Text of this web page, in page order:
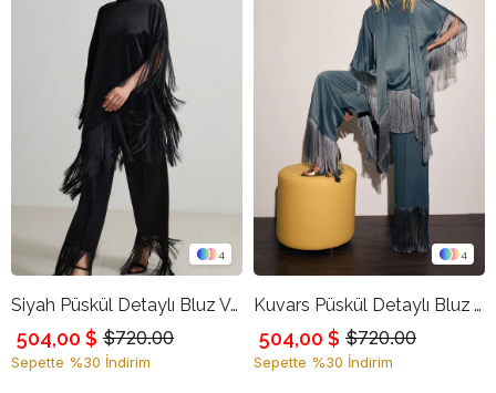
4
Siyah Püskül Detaylı Bluz Ve Pantolonlu Takım
$720.00
504,00 $
Sepette %30 İndirim
4
Kuvars Püskül Detaylı Bluz Ve Pantolonlu Takım
$720.00
504,00 $
Sepette %30 İndirim